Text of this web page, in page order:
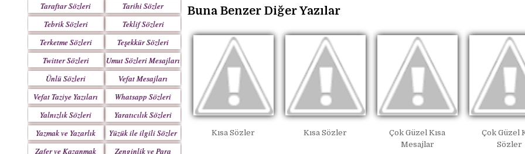
Taraftar Sözleri
Tarihi Sözler
Tebrik Sözleri
Teklif Sözleri
Terketme Sözleri
Teşekkür Sözleri
Twitter Sözleri
Umut Sözleri Mesajları
Ünlü Sözleri
Vefat Mesajları
Vefat Taziye Yazıları
Whatsapp Sözleri
Yalnızlık Sözleri
Yaratıcılık Sözleri
Yazmak ve Yazarlık
Sözleri
Yüzük ile ilgili Sözler
Zafer ve Kazanmak
Zenginlik ve Para
Buna Benzer Diğer Yazılar
Kısa Sözler Kısa Sözler
Çok Güzel Kısa
Mesajlar
Çok Güzel
Sözler